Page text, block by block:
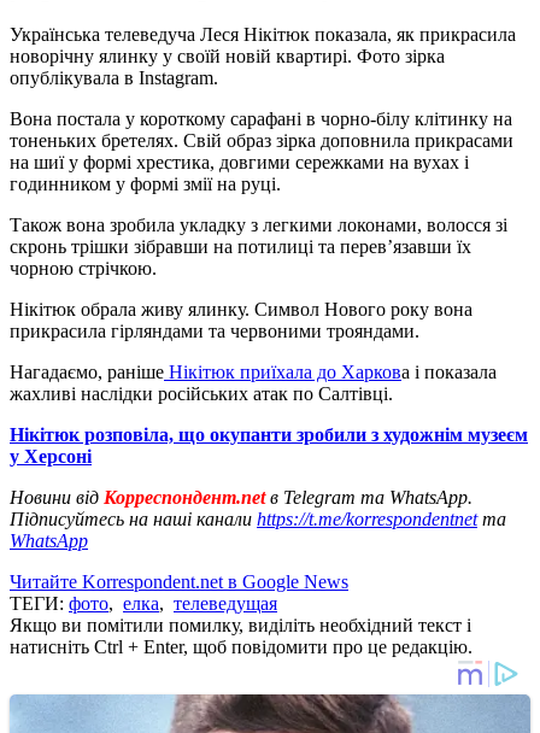
Українська телеведуча Леся Нікітюк показала, як прикрасила
новорічну ялинку у своїй новій квартирі. Фото зірка
опублікувала в Instagram.
Вона постала у короткому сарафані в чорно-білу клітинку на
тоненьких бретелях. Свій образ зірка доповнила прикрасами
на шиї у формі хрестика, довгими сережками на вухах і
годинником у формі змії на руці.
Також вона зробила укладку з легкими локонами, волосся зі
скронь трішки зібравши на потилиці та перевʼязавши їх
чорною стрічкою.
Нікітюк обрала живу ялинку. Символ Нового року вона
прикрасила гірляндами та червоними трояндами.
Нагадаємо, раніше Нікітюк приїхала до Харкова і показала
жахливі наслідки російських атак по Салтівці.
Нікітюк розповіла, що окупанти зробили з художнім музеєм
у Херсоні
Новини від Корреспондент.netв Telegram та WhatsApp.
Підписуйтесь на наші канали https://t.me/korrespondentnetта
WhatsApp
Читайте Korrespondent.net в Google News
ТЕГИ: фото, елка, телеведущая
Якщо ви помітили помилку, виділіть необхідний текст і
натисніть Ctrl + Enter, щоб повідомити про це редакцію.